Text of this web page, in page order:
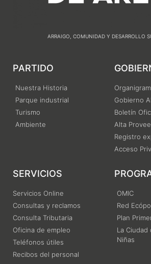
ARRAIGO, COMUNIDAD Y DESARROLLO
PARTIDO
Nuestra Historia
Parque industrial
Turismo
Ambiente
Gobierno
Boletín
Alta
Registro
Acceso
SERVICIOS
Servicios Online
Consultas y reclamos
Consulta Tributaria
Oficina de empleo
Teléfonos útiles
Recibos del personal
OMIC
Red
Plan
La Ciudad
Niñas